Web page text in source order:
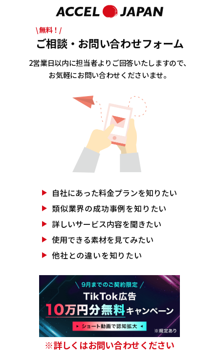
\ 無料！/
ご相談・お問い合わせフォーム
2営業日以内に担当者よりご回答いたしますので、
お気軽にお問い合わせくださいませ。
自社にあった料金プランを知りたい
類似業界の成功事例を知りたい
詳しいサービス内容を聞きたい
使用できる素材を見てみたい
他社との違いを知りたい
※詳しくはお問い合わせください